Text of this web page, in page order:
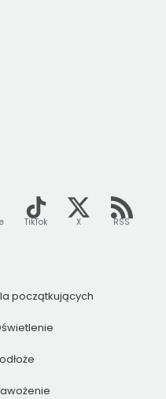
TikTok X RSS
początkujących